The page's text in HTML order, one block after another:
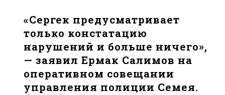
«Сергек предусматривает
только констатацию
нарушений и больше ничего»,
— заявил Ермак Салимов на
оперативном совещании
управления полиции Семея.